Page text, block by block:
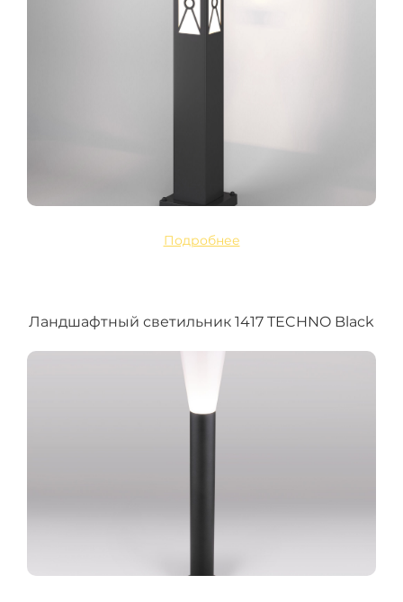
Подробнее
Ландшафтный светильник 1417 TECHNO Black